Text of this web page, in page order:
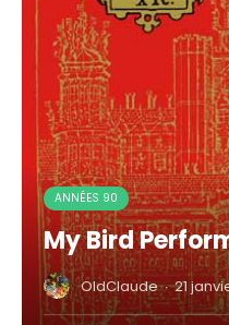
ANNÉES 90
My Bird
OldClaude · 21